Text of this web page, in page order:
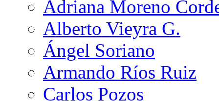
Adriana Moreno
Alberto Vieyra G.
Ángel Soriano
Armando Ríos Ruiz
Carlos Pozos